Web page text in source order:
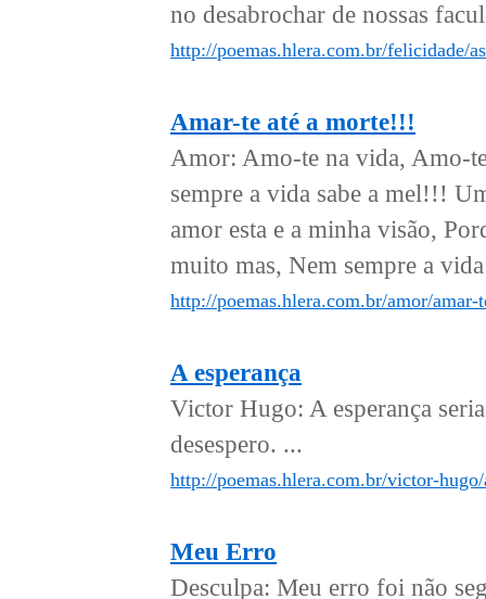
no desabrochar de nossas
http://poemas.hlera.com.br/felicidade/
Amar-te até a morte!!!
Amor: Amo-te na vida, Amo-
sempre a vida sabe a mel!!!
amor esta e a minha visão,
muito mas, Nem sempre a
http://poemas.hlera.com.br/amor/amar-
A esperança
Victor Hugo: A esperança
desespero. ...
http://poemas.hlera.com.br/victor-hugo/
Meu Erro
Desculpa: Meu erro foi não